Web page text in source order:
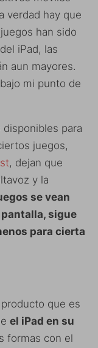
verdad hay que
han sido
iPad, las
aun mayores.
mi punto de
para
juegos,
, dejan que
y la
se vean
sigue
para cierta
que es
el iPad en su
formas con el